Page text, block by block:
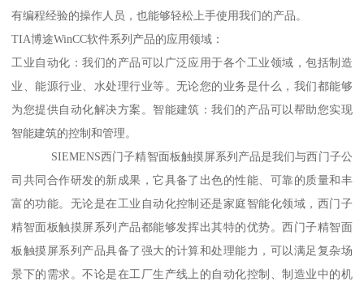
有编程经验的操作人员，也能够轻松上手使用我们的产品。
TIA博途WinCC软件系列产品的应用领域：
工业自动化：我们的产品可以广泛应用于各个工业领域，包括制造
业、能源行业、水处理行业等。无论您的业务是什么，我们都能够
为您提供自动化解决方案。智能建筑：我们的产品可以帮助您实现
智能建筑的控制和管理。
SIEMENS西门子精智面板触摸屏系列产品是我们与西门子公
司共同合作研发的新成果，它具备了出色的性能、可靠的质量和丰
富的功能。无论是在工业自动化控制还是家庭智能化领域，西门子
精智面板触摸屏系列产品都能够发挥出其特的优势。西门子精智面
板触摸屏系列产品具备了强大的计算和处理能力，可以满足复杂场
景下的需求。不论是在工厂生产线上的自动化控制、制造业中的机